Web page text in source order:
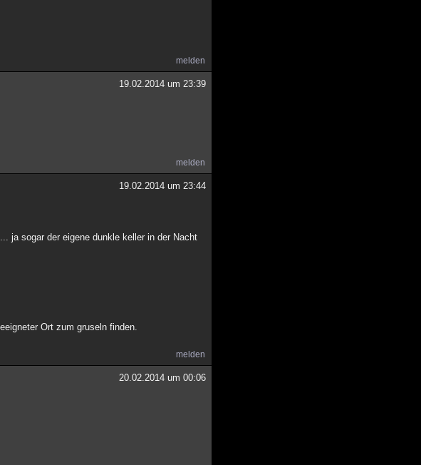
melden
19.02.2014 um 23:39
melden
19.02.2014 um 23:44
ja sogar der eigene dunkle keller in der Nacht
Ort zum gruseln finden.
melden
20.02.2014 um 00:06